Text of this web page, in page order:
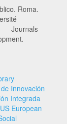
Roma.
Journals
Innovación
Integrada
European